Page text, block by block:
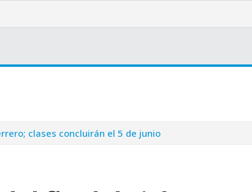
clases concluirán el 5 de junio